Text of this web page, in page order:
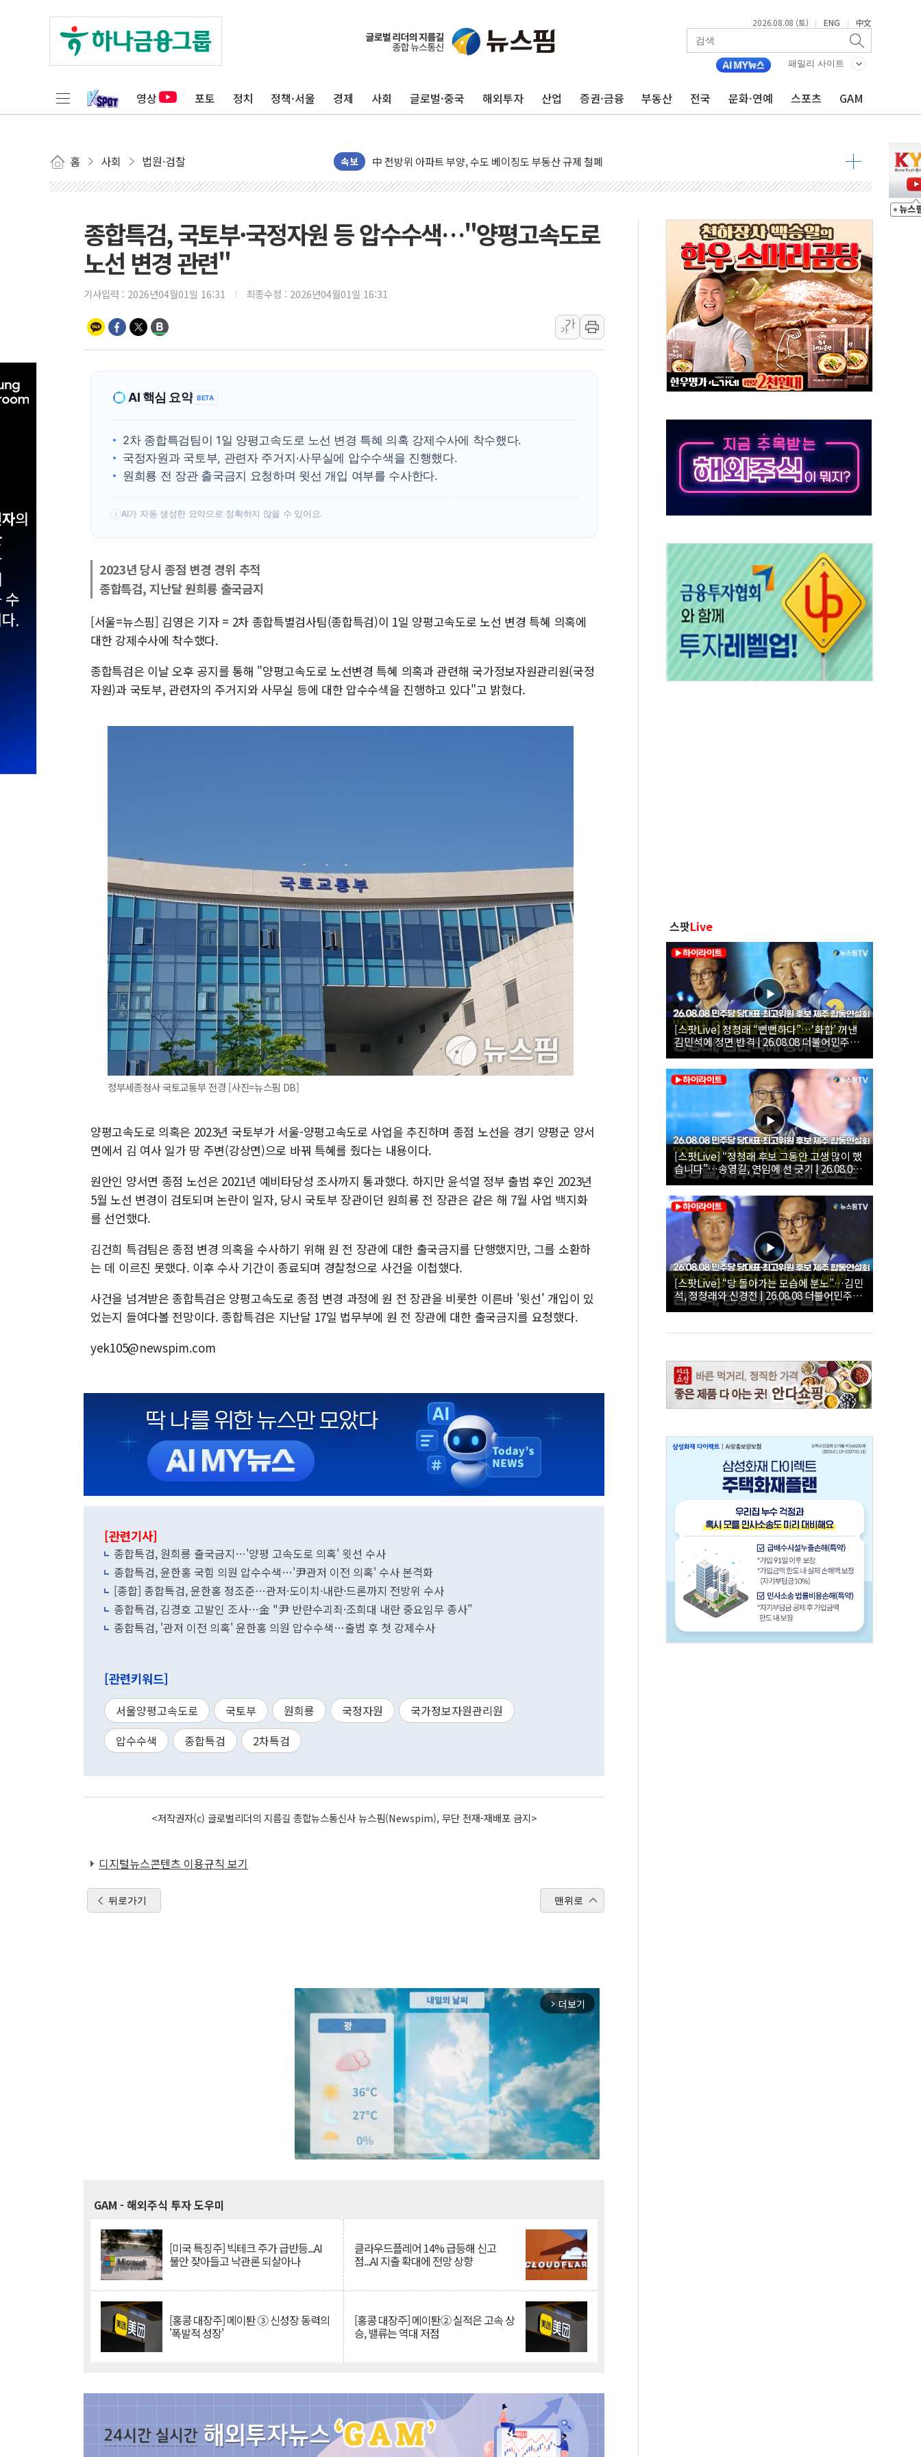
2026.08.08 (토) | ENG | 中文
패밀리 사이트
영상 포토 정치 정책·서울 경제 사회 글로벌·중국 해외투자 산업 증권·금융 부동산 전국 문화·연예 스포츠 GAM
홈 사회 법원·검찰 속보
동해중부 전 해상 풍랑주의보…10일까지 최대 3.5m 높은 물결
中 전방위 아파트 부양, 수도 베이징도 부동산 규제 철폐
동해시, 11~14일 '별똥별 멍' 운영…페르세우스 유성우 관측
청양 밭에서 일하던 90대 숨져…온열질환 여부 조사
'호우 특보' 경북 울진 시간당 20~30mm 강한 비...가뭄 해소될 듯
주말 무더위·열대야 지속…내륙 곳곳 소나기
오세훈 "용산공원 주택 검토, 민주당 스스로 원칙 뒤집는 것"
10월 보완수사권 폐지·공소청 출범…피해자들 '범죄 사각지대' 우려
민주당, 오늘 제주·인천 경선 발표...김민석 '재역전' vs 정청래 '격차 확대'
뉴욕증시, 고용 쇼크에 금리 인상 우려 후퇴…S&P500 최고치
트럼프, 쿡 연준 이사 해임 재추진…"26일까지 의혹 소명" 요구
유럽증시, 美 고용 예상 밖 부진에 연준 금리 인상 가능성 낮아지며 상승… STOXX 600 지수는 나흘 연속 최고치
종합특검, 국토부·국정자원 등 압수수색…"양평고속도로
노선 변경 관련"
기사입력 : 2026년04월01일 16:31 최종수정 : 2026년04월01일 16:31
가
가
AI 핵심 요약 BETA
2차 종합특검팀이 1일 양평고속도로 노선 변경 특혜 의혹 강제수사에 착수했다.
국정자원과 국토부, 관련자 주거지·사무실에 압수수색을 진행했다.
원희룡 전 장관 출국금지 요청하며 윗선 개입 여부를 수사한다.
! AI가 자동 생성한 요약으로 정확하지 않을 수 있어요.
2023년 당시 종점 변경 경위 추적
종합특검, 지난달 원희룡 출국금지
[서울=뉴스핌] 김영은 기자 = 2차 종합특별검사팀(종합특검)이 1일 양평고속도로 노선 변경 특혜 의혹에
대한 강제수사에 착수했다.
종합특검은 이날 오후 공지를 통해 "양평고속도로 노선변경 특혜 의혹과 관련해 국가정보자원관리원(국정
자원)과 국토부, 관련자의 주거지와 사무실 등에 대한 압수수색을 진행하고 있다"고 밝혔다.
정부세종청사 국토교통부 전경 [사진=뉴스핌 DB]
양평고속도로 의혹은 2023년 국토부가 서울-양평고속도로 사업을 추진하며 종점 노선을 경기 양평군 양서
면에서 김 여사 일가 땅 주변(강상면)으로 바꿔 특혜를 줬다는 내용이다.
원안인 양서면 종점 노선은 2021년 예비타당성 조사까지 통과했다. 하지만 윤석열 정부 출범 후인 2023년
5월 노선 변경이 검토되며 논란이 일자, 당시 국토부 장관이던 원희룡 전 장관은 같은 해 7월 사업 백지화
를 선언했다.
김건희 특검팀은 종점 변경 의혹을 수사하기 위해 원 전 장관에 대한 출국금지를 단행했지만, 그를 소환하
는 데 이르진 못했다. 이후 수사 기간이 종료되며 경찰청으로 사건을 이첩했다.
사건을 넘겨받은 종합특검은 양평고속도로 종점 변경 과정에 원 전 장관을 비롯한 이른바 '윗선' 개입이 있
었는지 들여다볼 전망이다. 종합특검은 지난달 17일 법무부에 원 전 장관에 대한 출국금지를 요청했다.
yek105@newspim.com
[관련기사]
종합특검, 원희룡 출국금지…'양평 고속도로 의혹' 윗선 수사
종합특검, 윤한홍 국힘 의원 압수수색…'尹관저 이전 의혹' 수사 본격화
[종합] 종합특검, 윤한홍 정조준…관저·도이치·내란·드론까지 전방위 수사
종합특검, 김경호 고발인 조사…金 "尹 반란수괴죄·조희대 내란 중요임무 종사"
종합특검, '관저 이전 의혹' 윤한홍 의원 압수수색…출범 후 첫 강제수사
[관련키워드]
서울양평고속도로 국토부 원희룡 국정자원
국가정보자원관리원
압수수색
종합특검 2차특검
<저작권자(c) 글로벌리더의 지름길 종합뉴스통신사 뉴스핌(Newspim), 무단 전재-재배포 금지>
디지털뉴스콘텐츠 이용규칙 보기
뒤로가기 맨위로
arrow_forward_ios 더보기
GAM - 해외주식 투자 도우미
[미국 특징주] 빅테크 주가 급반등...AI
불안 잦아들고 낙관론 되살아나
클라우드플레어 14% 급등해 신고
점...AI 지출 확대에 전망 상향
[홍콩 대장주] 메이퇀 ③ 신성장 동력의
'폭발적 성장'
[홍콩 대장주] 메이퇀② 실적은 고속 상
승, 밸류는 역대 저점
스팟Live
[스팟Live] 정청래 “뻔뻔하다”…‘화합’ 꺼낸
김민석에 정면 반격 | 26.08.08 더불어민주당
당대표·최고위원 후보 제주 합동연설회
[스팟Live] “정청래 후보 그동안 고생 많이 했
습니다”…송영길, 연임에 선 긋기 | 26.08.08
더불어민주당 당대표·최고위원 후보 제주 합
동연설회
[스팟Live] “당 돌아가는 모습에 분노”…김민
석, 정청래와 신경전 | 26.08.08 더불어민주당
당대표·최고위원 후보 제주 합동연설회